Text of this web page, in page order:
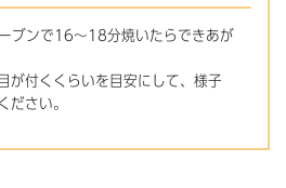
ブンで16～18分焼いたらできあが
が付くくらいを目安にして、様子
ださい。